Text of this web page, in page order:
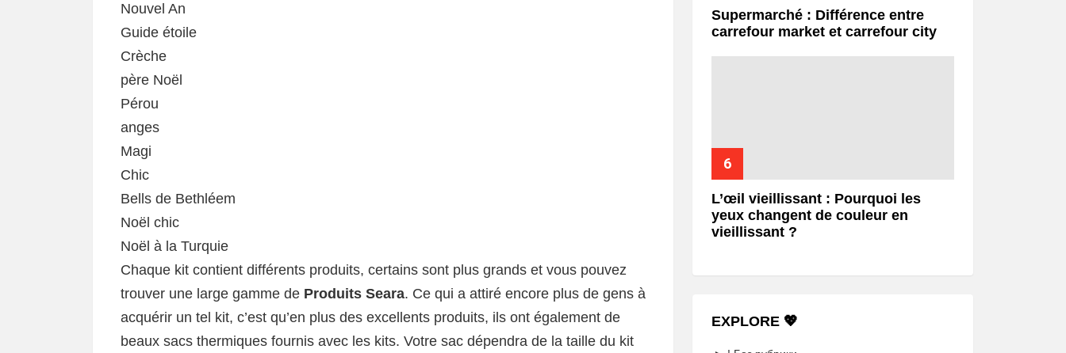
Nouvel An
Guide étoile
Crèche
père Noël
Pérou
anges
Magi
Chic
Bells de Bethléem
Noël chic
Noël à la Turquie
Chaque kit contient différents produits, certains sont plus grands et vous pouvez
trouver une large gamme de Produits Seara. Ce qui a attiré encore plus de gens à
acquérir un tel kit, c’est qu’en plus des excellents produits, ils ont également de
beaux sacs thermiques fournis avec les kits. Votre sac dépendra de la taille du kit
Supermarché : Différence entre
carrefour market et carrefour city
L’œil vieillissant : Pourquoi les
yeux changent de couleur en
vieillissant ?
EXPLORE 💖